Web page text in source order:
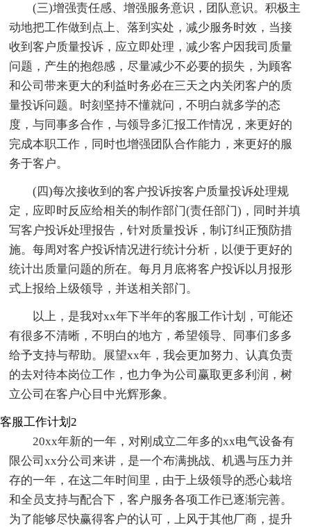
(三)增强责任感、增强服务意识，团队意识。积极主
动地把工作做到点上、落到实处，减少服务时效，当接
收到客户质量投诉，应立即处理，减少客户因我司质量
问题，产生的抱怨感，尽量减少不必要的损失，为顾客
和公司带来更大的利益时务必在三天之内关闭客户的质
量投诉问题。时刻坚持不懂就问，不明白就多学的态
度，与同事多合作，与领导多汇报工作情况，来更好的
完成本职工作，同时也增强团队合作能力，来更好的服
务于客户。
(四)每次接收到的客户投诉按客户质量投诉处理规
定，应即时反应给相关的制作部门(责任部门)，同时并填
写客户投诉处理报告，针对质量投诉，制订纠正预防措
施。每周对客户投诉情况进行统计分析，以便于更好的
统计出质量问题的所在。每月月底将客户投诉以月报形
式上报给上级领导，并送相关部门。
以上，是我对xx年下半年的客服工作计划，可能还
有很多不清晰，不明白的地方，希望领导、同事们多多
给予支持与帮助。展望xx年，我会更加努力、认真负责
的去对待本岗位工作，也力争为公司赢取更多利润，树
立公司在客户心目中光辉形象。
客服工作计划2
20xx年新的一年，对刚成立二年多的xx电气设备有
限公司xx分公司来讲，是一个布满挑战、机遇与压力并
存的一年，在这二年时间里，由于上级领导的悉心栽培
和全员支持与配合下，客户服务各项工作已逐渐完善。
为了能够尽快赢得客户的认可，上风于其他厂商，提升